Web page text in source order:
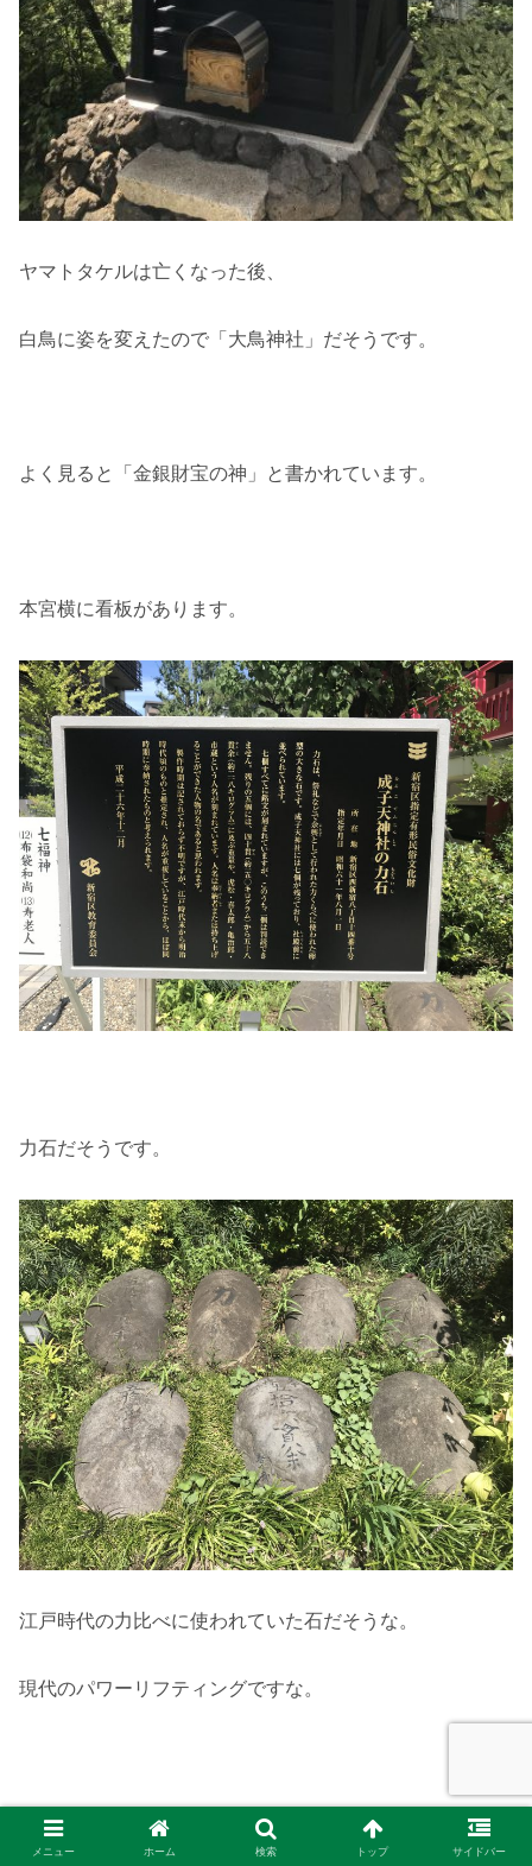
ヤマトタケルは亡くなった後、
白鳥に姿を変えたので「大鳥神社」だそうです。
よく見ると「金銀財宝の神」と書かれています。
本宮横に看板があります。
力石だそうです。
江戸時代の力比べに使われていた石だそうな。
現代のパワーリフティングですな。
成子天神社のかわいらしいチラシ
メニュー ホーム 検索 トップ サイドバー